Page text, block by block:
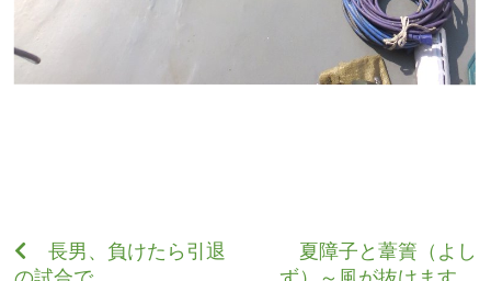
長男、負けたら引退
夏障子と葦簀（よし